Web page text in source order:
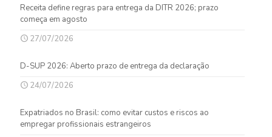
Receita define regras para entrega da DITR 2026; prazo
começa em agosto
27/07/2026
D-SUP 2026: Aberto prazo de entrega da declaração
24/07/2026
Expatriados no Brasil: como evitar custos e riscos ao
empregar profissionais estrangeiros